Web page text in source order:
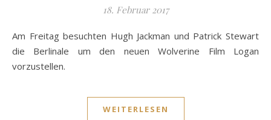
18. Februar 2017
Am Freitag besuchten Hugh Jackman und Patrick Stewart
die Berlinale um den neuen Wolverine Film Logan
vorzustellen.
WEITERLESEN